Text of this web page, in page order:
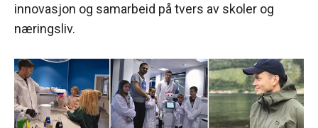
innovasjon og samarbeid på tvers av skoler og
næringsliv.